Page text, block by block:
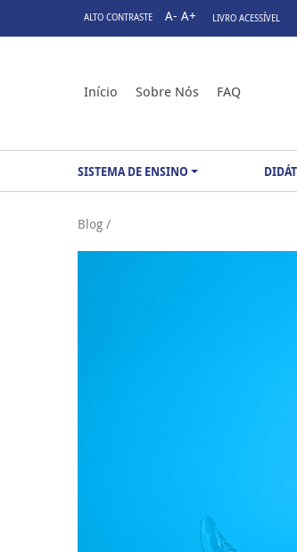
ALTO CONTRASTE A- A+ LIVRO ACESSÍVEL
Início Sobre Nós FAQ
SISTEMA DE ENSINO
Blog /